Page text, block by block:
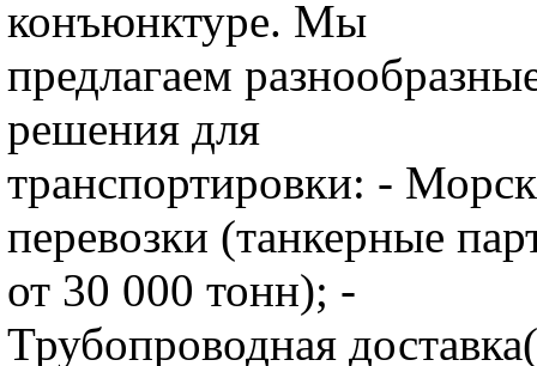
конъюнктуре. Мы
предлагаем
решения для
транспортировки: -
перевозки (танкерные
от 30 000 тонн); -
Трубопроводная